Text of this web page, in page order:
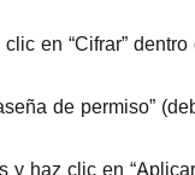
en “Cifrar” dentro
de permiso”
y haz clic en